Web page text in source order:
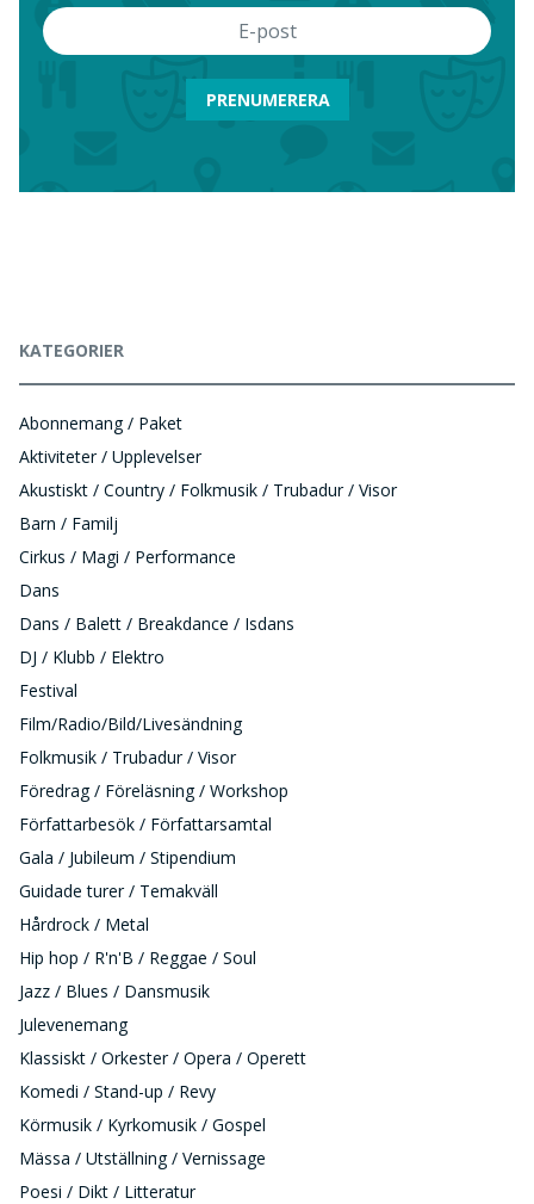
PRENUMERERA
KATEGORIER
Abonnemang / Paket
Aktiviteter / Upplevelser
Akustiskt / Country / Folkmusik / Trubadur / Visor
Barn / Familj
Cirkus / Magi / Performance
Dans
Dans / Balett / Breakdance / Isdans
DJ / Klubb / Elektro
Festival
Film/Radio/Bild/Livesändning
Folkmusik / Trubadur / Visor
Föredrag / Föreläsning / Workshop
Författarbesök / Författarsamtal
Gala / Jubileum / Stipendium
Guidade turer / Temakväll
Hårdrock / Metal
Hip hop / R'n'B / Reggae / Soul
Jazz / Blues / Dansmusik
Julevenemang
Klassiskt / Orkester / Opera / Operett
Komedi / Stand-up / Revy
Körmusik / Kyrkomusik / Gospel
Mässa / Utställning / Vernissage
Poesi / Dikt / Litteratur